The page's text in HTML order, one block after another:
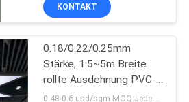
KONTAKT
0.18/0.22/0.25mm
Stärke, 1.5~5m Breite
rollte Ausdehnung PVC-
Decken-Film für